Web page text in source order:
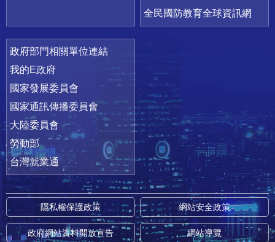
全民國防教育全球資訊網
政府部門相關單位連結
我的E政府
國家發展委員會
國家通訊傳播委員會
大陸委員會
勞動部
台灣就業通
隱私權保護政策 網站安全政策
政府網站資料開放宣告 網站導覽